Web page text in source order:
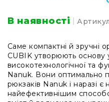
Кейсі
для
аудіо
Кейси
для
В наявності Артикул
Саме компактні й зручні
CUBIK утворюють основу
високотехнологічної та
Nanuk. Вони оптимально
рюкзаків Nanuk і наразі є
найефективнішим